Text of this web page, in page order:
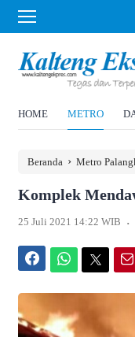
HOME METRO
Beranda › Metro
Komplek
25 Juli 2021 14:22 WIB .